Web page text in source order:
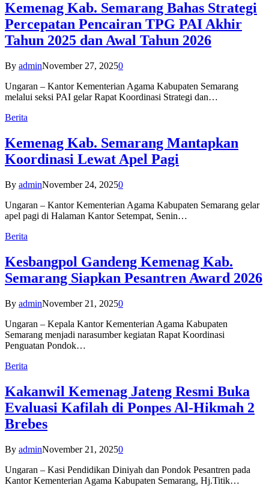
Kemenag Kab. Semarang Bahas Strategi
Percepatan Pencairan TPG PAI Akhir
Tahun 2025 dan Awal Tahun 2026
By adminNovember 27, 20250
Ungaran – Kantor Kementerian Agama Kabupaten Semarang
melalui seksi PAI gelar Rapat Koordinasi Strategi dan…
Berita
Kemenag Kab. Semarang Mantapkan
Koordinasi Lewat Apel Pagi
By adminNovember 24, 20250
Ungaran – Kantor Kementerian Agama Kabupaten Semarang gelar
apel pagi di Halaman Kantor Setempat, Senin…
Berita
Kesbangpol Gandeng Kemenag Kab.
Semarang Siapkan Pesantren Award 2026
By adminNovember 21, 20250
Ungaran – Kepala Kantor Kementerian Agama Kabupaten
Semarang menjadi narasumber kegiatan Rapat Koordinasi
Penguatan Pondok…
Berita
Kakanwil Kemenag Jateng Resmi Buka
Evaluasi Kafilah di Ponpes Al-Hikmah 2
Brebes
By adminNovember 21, 20250
Ungaran – Kasi Pendidikan Diniyah dan Pondok Pesantren pada
Kantor Kementerian Agama Kabupaten Semarang, Hj.Titik…